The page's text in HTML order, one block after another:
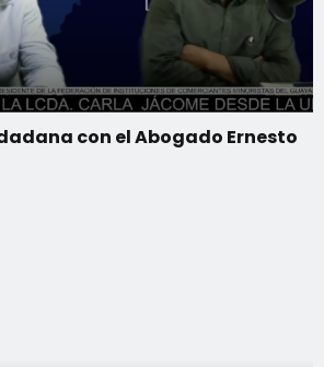
con el Abogado Ernesto